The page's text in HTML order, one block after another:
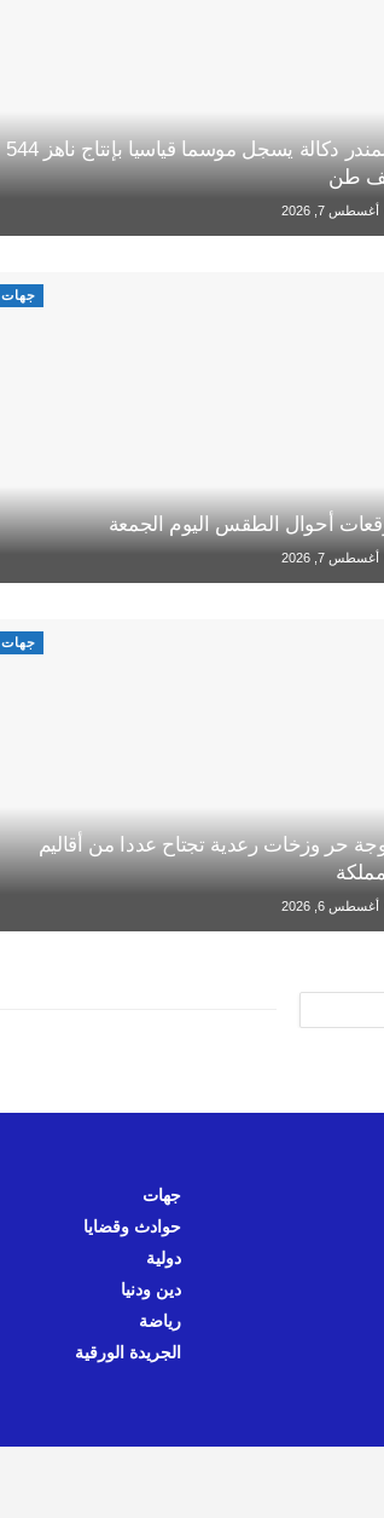
شمندر دكالة يسجل موسما قياسيا بإنتاج ناهز 544
طن
أغسطس 7, 2026
جهات
أحوال الطقس اليوم الجمعة
أغسطس 7, 2026
جهات
حر وزخات رعدية تجتاح عددا من أقاليم
أغسطس 6, 2026
جهات
حوادث وقضايا
دولية
دين ودنيا
رياضة
الجريدة الورقية